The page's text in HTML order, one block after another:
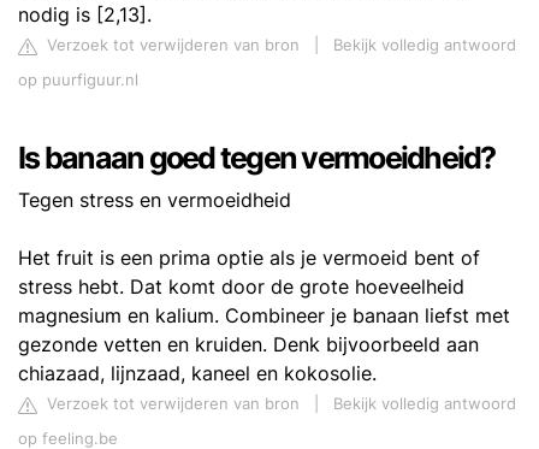
nodig is [2,13].
Verzoek tot verwijderen van bron
Bekijk volledig antwoord
op puurfiguur.nl
Is banaan goed tegen vermoeidheid?
Tegen stress en vermoeidheid
Het fruit is een prima optie als je vermoeid bent of
stress hebt. Dat komt door de grote hoeveelheid
magnesium en kalium. Combineer je banaan liefst met
gezonde vetten en kruiden. Denk bijvoorbeeld aan
chiazaad, lijnzaad, kaneel en kokosolie.
Verzoek tot verwijderen van bron
Bekijk volledig antwoord
op feeling.be